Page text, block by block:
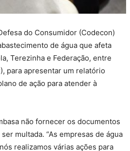
do Consumidor (Codecon)
de água que afeta
Terezinha e Federação, entre
para apresentar um relatório
de ação para atender à
não fornecer os documentos
multada. “As empresas de água
realizamos várias ações para